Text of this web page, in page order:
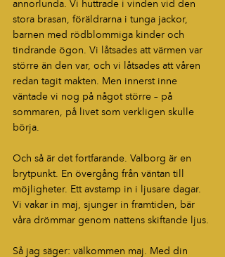
annorlunda. Vi huttrade i vinden vid den
stora brasan, föräldrarna i tunga jackor,
barnen med rödblommiga kinder och
tindrande ögon. Vi låtsades att värmen var
större än den var, och vi låtsades att våren
redan tagit makten. Men innerst inne
väntade vi nog på något större – på
sommaren, på livet som verkligen skulle
börja.
Och så är det fortfarande. Valborg är en
brytpunkt. En övergång från väntan till
möjligheter. Ett avstamp in i ljusare dagar.
Vi vakar in maj, sjunger in framtiden, bär
våra drömmar genom nattens skiftande ljus.
Så jag säger: välkommen maj. Med din